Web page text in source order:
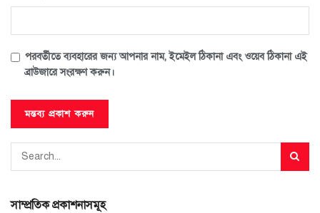
পরবর্তীতে ব্যবহারের জন্য আপনার নাম, ইমেইল ঠিকানা এবং ওয়েব ঠিকানা এই
ব্রাউজারে সংরক্ষণ করুন।
সাম্প্রতিক প্রকাশনাসমূহ